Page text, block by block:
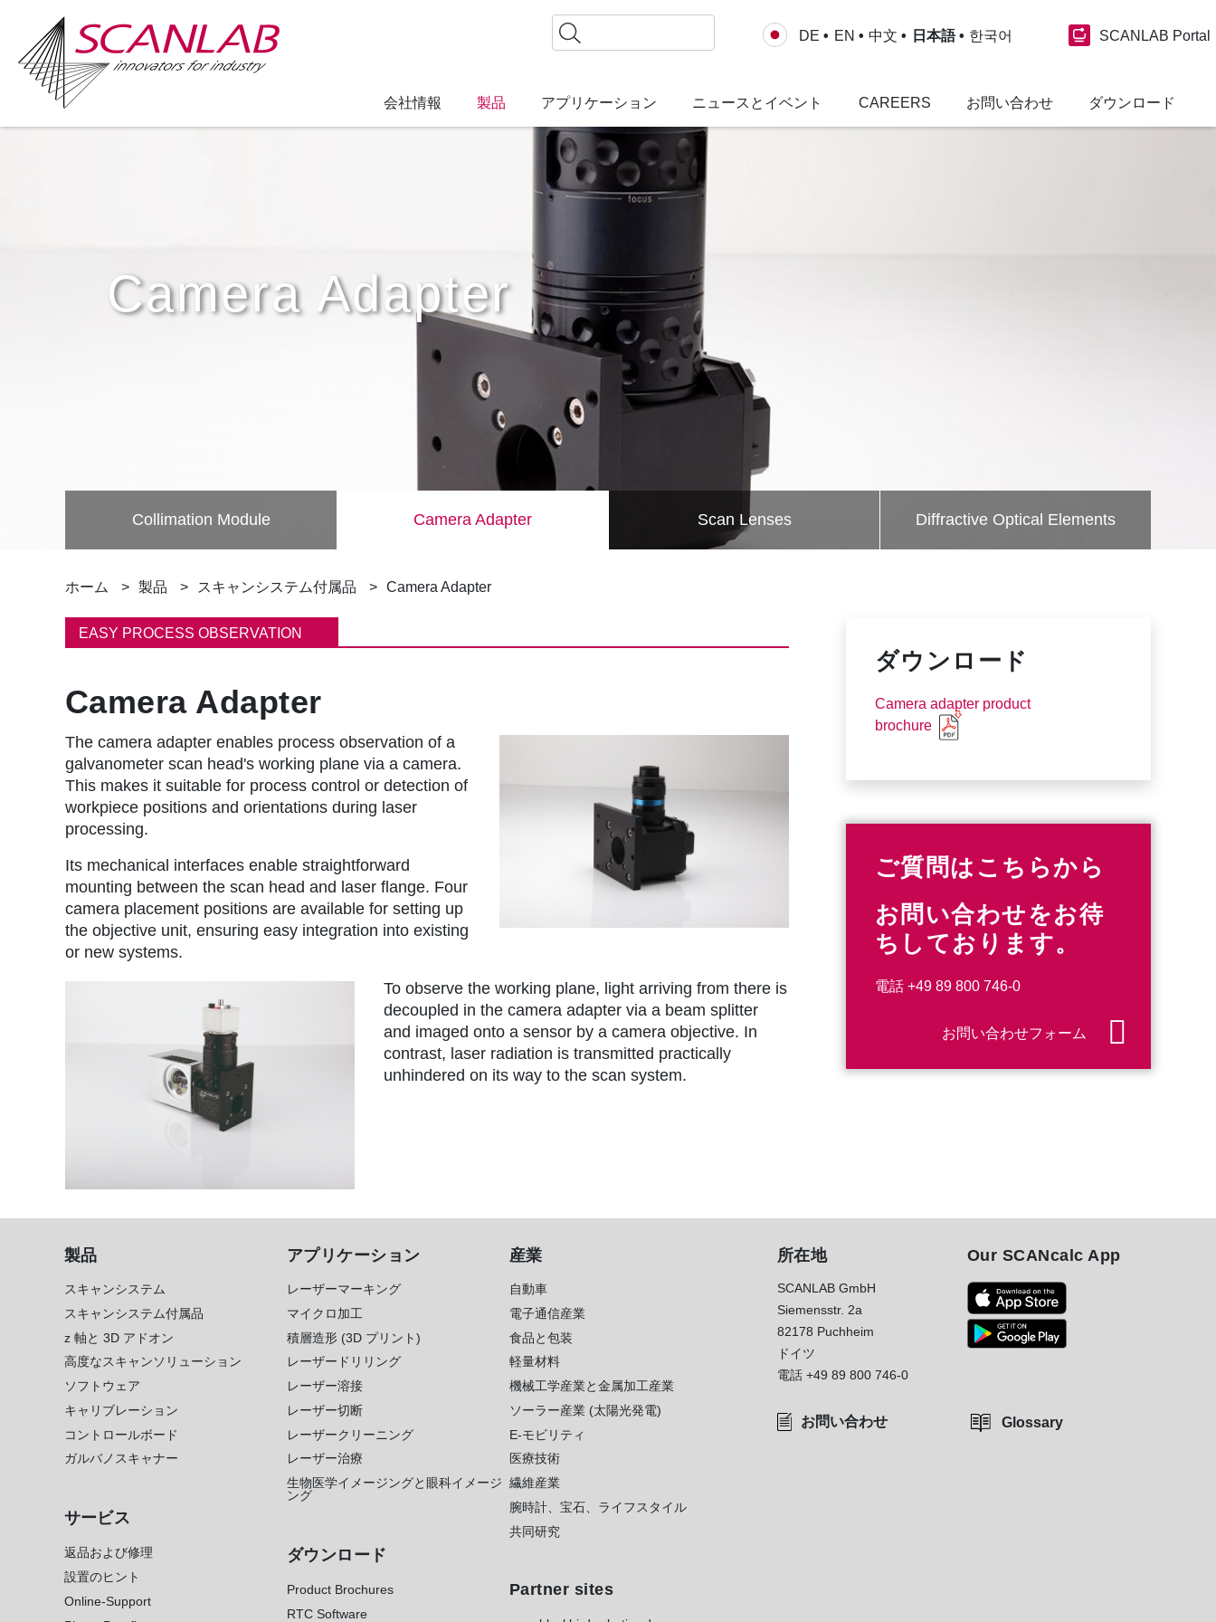
検
索
DE EN 中文 日本語 한국어 SCANLAB Portal
会社情報 製品 アプリケーション ニュースとイベント CAREERS お問い合わせ ダウンロード
Camera Adapter
Collimation Module Camera Adapter Scan Lenses Diffractive Optical Elements
パ
ン
ず
ホーム 製品 スキャンシステム付属品 Camera Adapter
EASY PROCESS OBSERVATION
Camera Adapter
The camera adapter enables process observation of a
galvanometer scan head's working plane via a camera.
This makes it suitable for process control or detection of
workpiece positions and orientations during laser
processing.
Its mechanical interfaces enable straightforward
mounting between the scan head and laser flange. Four
camera placement positions are available for setting up
the objective unit, ensuring easy integration into existing
or new systems.
To observe the working plane, light arriving from there is
decoupled in the camera adapter via a beam splitter
and imaged onto a sensor by a camera objective. In
contrast, laser radiation is transmitted practically
unhindered on its way to the scan system.
ダウンロード
Camera adapter product
brochure
ご質問はこちらから
お問い合わせをお待
ちしております。
電話 +49 89 800 746-0
お問い合わせフォーム
製品
スキャンシステム
スキャンシステム付属品
z 軸と 3D アドオン
高度なスキャンソリューション
ソフトウェア
キャリブレーション
コントロールボード
ガルバノスキャナー
サービス
返品および修理
設置のヒント
Online-Support
アプリケーション
レーザーマーキング
マイクロ加工
積層造形 (3D プリント)
レーザードリリング
レーザー溶接
レーザー切断
レーザークリーニング
レーザー治療
生物医学イメージングと眼科イメージ
ング
ダウンロード
Product Brochures
RTC Software
産業
自動車
電子通信産業
食品と包装
軽量材料
機械工学産業と金属加工産業
ソーラー産業 (太陽光発電)
E-モビリティ
医療技術
繊維産業
腕時計、宝石、ライフスタイル
共同研究
Partner sites
所在地
SCANLAB GmbH
Siemensstr. 2a
82178 Puchheim
ドイツ
電話 +49 89 800 746-0
お問い合わせ
Our SCANcalc App
Glossary